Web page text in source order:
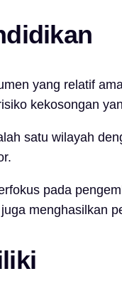
yang relatif
kekosongan
satu wilayah
pada
menghasilkan